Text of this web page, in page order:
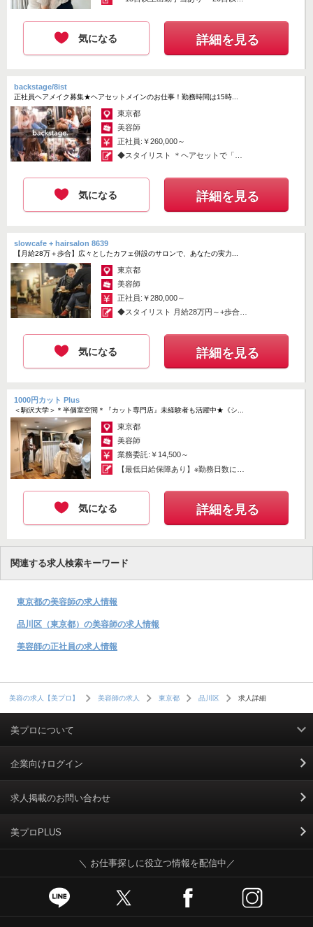
気になる 詳細を見る
backstage/8ist
正社員ヘアメイク募集★ヘアセットメインのお仕事！勤務時間は15時...
東京都
美容師
正社員:￥260,000～
気になる 詳細を見る
slowcafe + hairsalon 8639
【月給28万＋歩合】広々としたカフェ併設のサロンで、あなたの実力...
東京都
美容師
正社員:￥280,000～
気になる 詳細を見る
1000円カット Plus
＜駒沢大学＞＊半個室空間＊『カット専門店』未経験者も活躍中★《シ...
東京都
美容師
業務委託:￥14,500～
気になる 詳細を見る
関連する求人検索キーワード
東京都の美容師の求人情報
品川区（東京都）の美容師の求人情報
美容師の正社員の求人情報
美容の求人【美プロ】 美容師の求人 東京都 品川区 求人詳細
美プロについて
利用規約
掲載規約
個人情報保護ポリシー
個人情報のお取り扱いについて
Cookieポリシー
企業向けログイン
求人掲載のお問い合わせ
美プロPLUS
＼ お仕事探しに役立つ情報を配信中／